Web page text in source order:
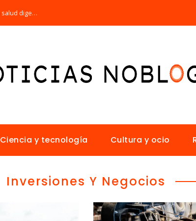
Por qué la microbiota intestinal es esencial para la salud digestiva
Ciencia y tecnología Cultura y ocio
Inversiones Y Negocios